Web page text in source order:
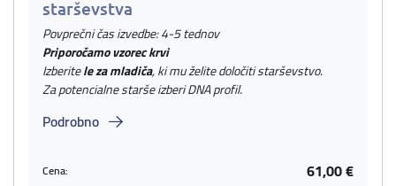
starševstva
Povprečni čas izvedbe: 4-5 tednov
Priporočamo vzorec krvi
Izberitele za mladiča, ki mu želite določiti starševstvo.
Za potencialne starše izberi DNA profil.
Podrobno
Cena: 61,00 €